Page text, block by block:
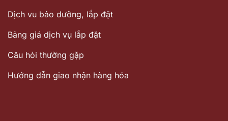
Dịch vu bảo dưỡng, lắp đặt
Bảng giá dịch vụ lắp đặt
Câu hỏi thường gặp
Hướng dẫn giao nhận hàng hóa